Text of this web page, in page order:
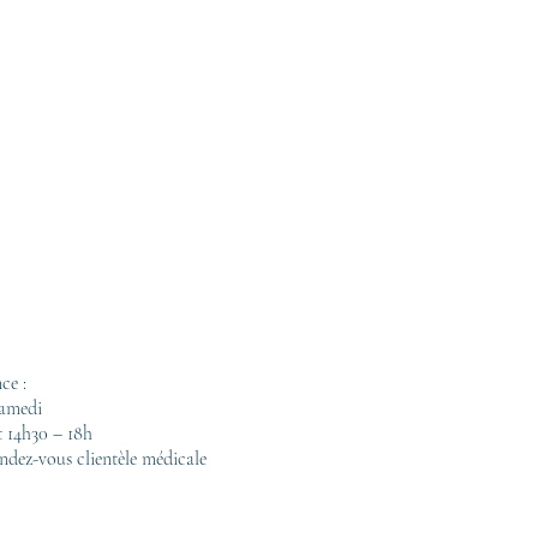
:
14h30 – 18h
vous clientèle médicale